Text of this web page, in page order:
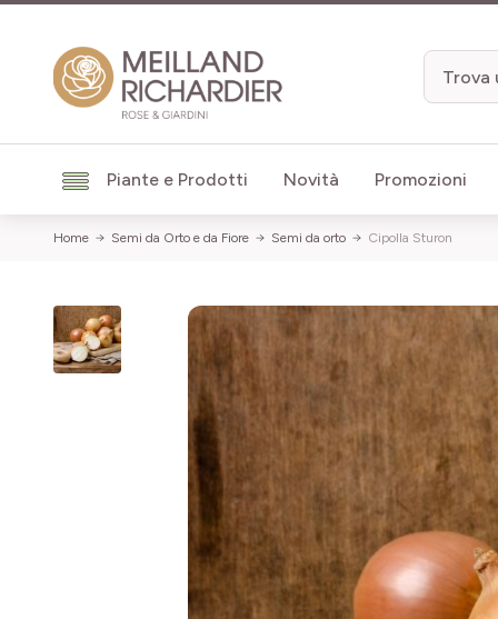
Piante e Prodotti Novità Promozioni
Home Semi da Orto e da Fiore Semi da orto Cipolla Sturon